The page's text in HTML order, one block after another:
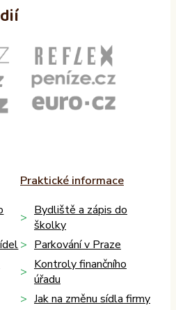
Praktické informace
Bydliště a zápis do
školky
Parkování v Praze
Kontroly finančního
úřadu
Jak na změnu sídla firmy